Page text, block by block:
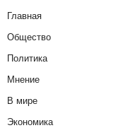
Главная
Общество
Политика
Мнение
В мире
Экономика